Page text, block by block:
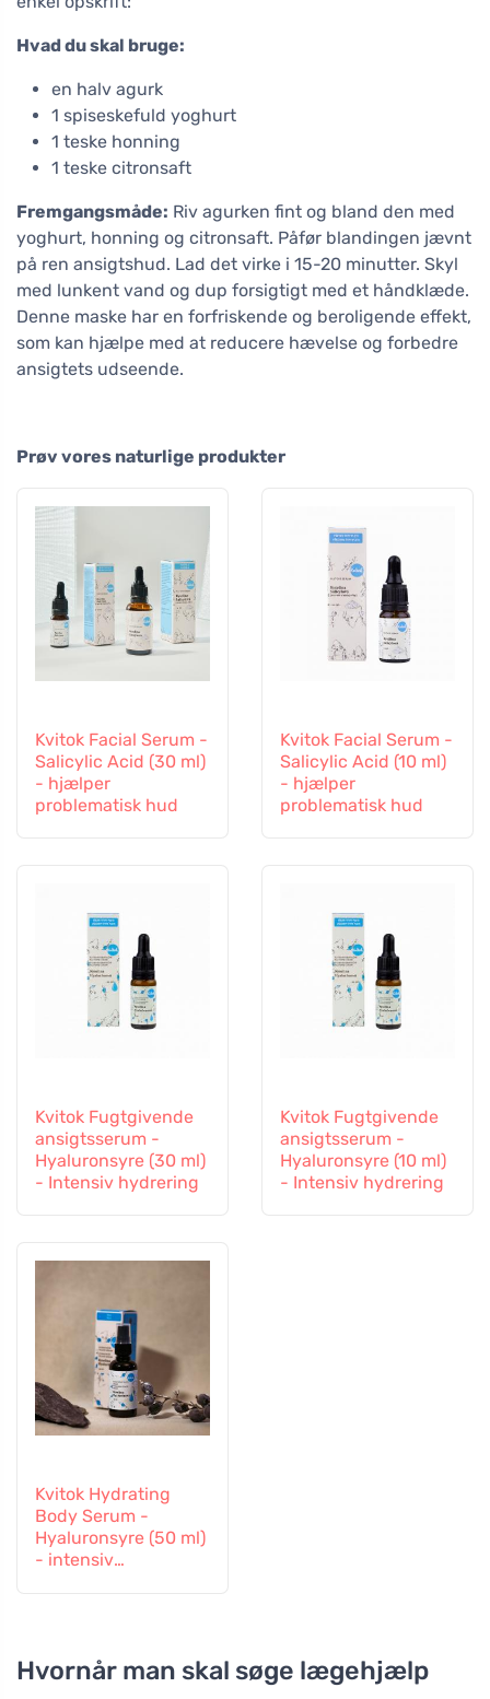
Hvad du skal bruge:
en halv agurk
1 spiseskefuld yoghurt
1 teske honning
1 teske citronsaft
Fremgangsmåde: Riv agurken fint og bland den med
yoghurt, honning og citronsaft. Påfør blandingen jævnt
på ren ansigtshud. Lad det virke i 15-20 minutter. Skyl
med lunkent vand og dup forsigtigt med et håndklæde.
Denne maske har en forfriskende og beroligende effekt,
som kan hjælpe med at reducere hævelse og forbedre
ansigtets udseende.
Prøv vores naturlige produkter
Kvitok Facial Serum -
Salicylic Acid (30 ml)
- hjælper
problematisk hud
Kvitok Facial Serum -
Salicylic Acid (10 ml)
- hjælper
problematisk hud
Kvitok Fugtgivende
ansigtsserum -
Hyaluronsyre (30 ml)
- Intensiv hydrering
Kvitok Fugtgivende
ansigtsserum -
Hyaluronsyre (10 ml)
- Intensiv hydrering
Kvitok Hydrating
Body Serum -
Hyaluronsyre (50 ml)
- intensiv
Hvornår man skal søge lægehjælp